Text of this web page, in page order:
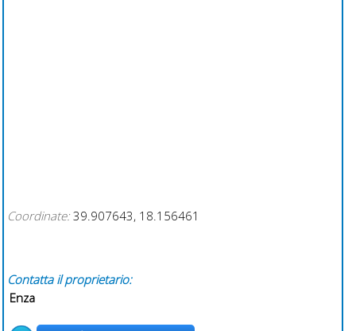
Coordinate: 39.907643, 18.156461
Contatta il proprietario:
Enza